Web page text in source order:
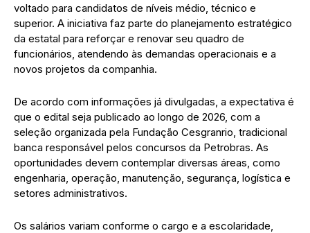
voltado para candidatos de níveis médio, técnico e
superior. A iniciativa faz parte do planejamento estratégico
da estatal para reforçar e renovar seu quadro de
funcionários, atendendo às demandas operacionais e a
novos projetos da companhia.
De acordo com informações já divulgadas, a expectativa é
que o edital seja publicado ao longo de 2026, com a
seleção organizada pela Fundação Cesgranrio, tradicional
banca responsável pelos concursos da Petrobras. As
oportunidades devem contemplar diversas áreas, como
engenharia, operação, manutenção, segurança, logística e
setores administrativos.
Os salários variam conforme o cargo e a escolaridade,